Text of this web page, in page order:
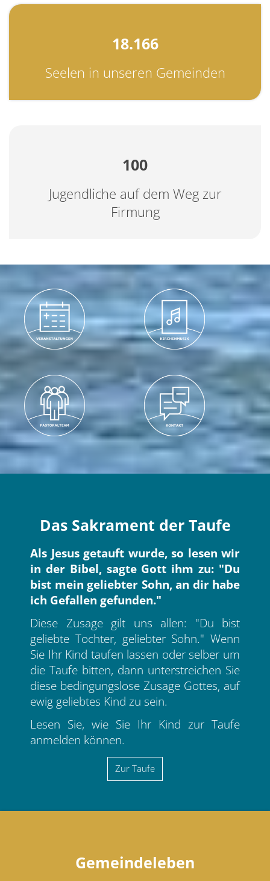
18.166
Seelen in unseren Gemeinden
100
Jugendliche auf dem Weg zur
Firmung
Das Sakrament der Taufe
Als Jesus getauft wurde, so lesen wir
in der Bibel, sagte Gott ihm zu: "Du
bist mein geliebter Sohn, an dir habe
ich Gefallen gefunden."
Diese Zusage gilt uns allen: "Du bist
geliebte Tochter, geliebter Sohn." Wenn
Sie Ihr Kind taufen lassen oder selber um
die Taufe bitten, dann unterstreichen Sie
diese bedingungslose Zusage Gottes, auf
ewig geliebtes Kind zu sein.
Lesen Sie, wie Sie Ihr Kind zur Taufe
anmelden können.
Zur Taufe
Gemeindeleben